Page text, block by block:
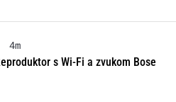
4m
s Wi-Fi a zvukom Bose